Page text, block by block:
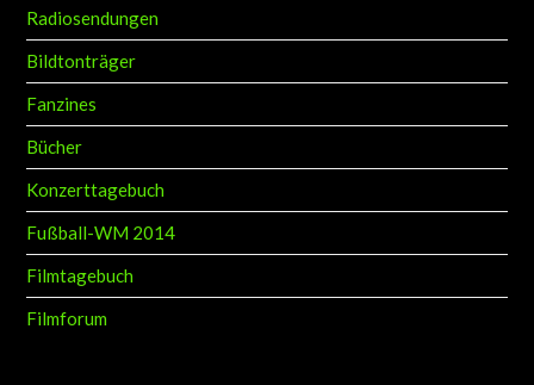
Radiosendungen
Bildtonträger
Fanzines
Bücher
Konzerttagebuch
Fußball-WM 2014
Filmtagebuch
Filmforum